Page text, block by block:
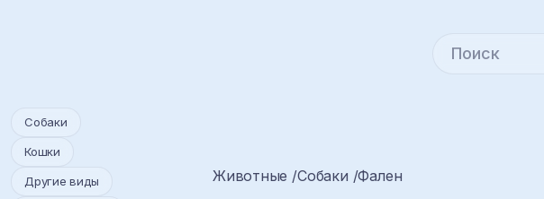
Собаки
Кошки
Другие виды Животные Собаки Фален